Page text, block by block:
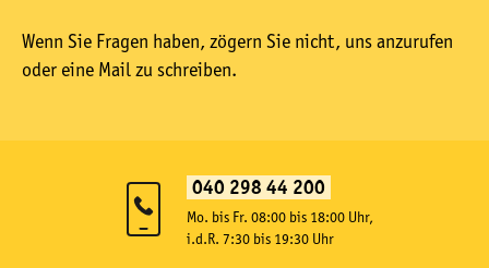
Wenn Sie Fragen haben, zögern Sie nicht, uns anzurufen
oder eine Mail zu schreiben.
040 298 44 200
Mo. bis Fr. 08:00 bis 18:00 Uhr,
i.d.R. 7:30 bis 19:30 Uhr